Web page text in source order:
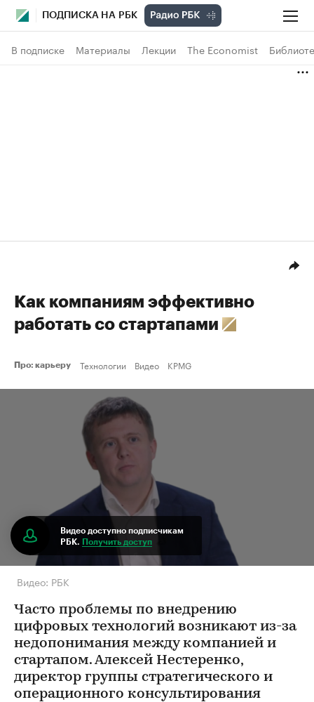
ПОДПИСКА НА РБК
В подписке Материалы Лекции The Economist
Как компаниям эффективно
работать со стартапами
Про: карьеру Технологии Видео KPMG
Видео доступно подписчикам
РБК. Получить доступ
Видео: РБК
Часто проблемы по внедрению
цифровых технологий возникают из-за
недопонимания между компанией и
стартапом. Алексей Нестеренко,
директор группы стратегического и
операционного консультирования